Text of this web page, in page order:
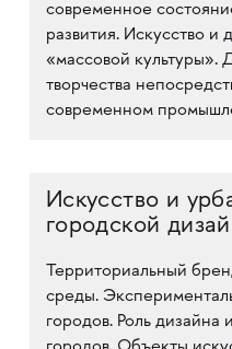
современное
развития. Искусство и
«массовой культуры».
творчества
современном
Искусство и
городской
Территориальный
среды.
городов. Роль дизайна